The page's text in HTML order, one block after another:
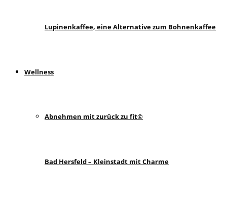
Lupinenkaffee, eine Alternative zum Bohnenkaffee
Wellness
Abnehmen mit zurück zu fit©
Bad Hersfeld – Kleinstadt mit Charme